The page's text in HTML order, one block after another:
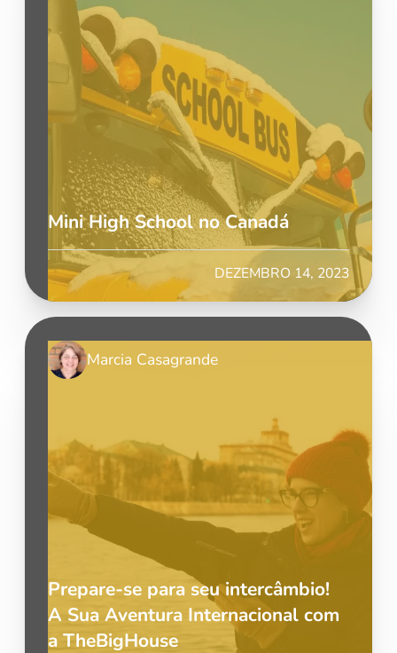
Mini High School no Canadá
DEZEMBRO 14, 2023
Marcia Casagrande
Prepare-se para seu intercâmbio!
A Sua Aventura Internacional com
a TheBigHouse